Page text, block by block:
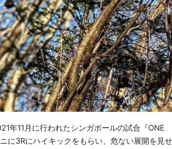
年11月に行われたシンガポールの試合『ONE
3Rにハイキックをもらい、危ない展開を見